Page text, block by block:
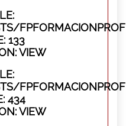
133
VIEW
434
VIEW